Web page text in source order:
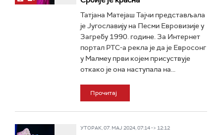
Татјана Матејаш Тајчи представљала
је Југославију на Песми Евровизије у
Загребу 1990. године. За Интернет
портал РТС-а рекла је да је Евросонг
у Малмеу први којем присуствује
откако је она наступала на...
Прочитај
УТОРАК, 07. МАЈ 2024, 07:14 -> 12:12